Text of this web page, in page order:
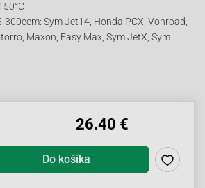
Sym Jet14, Honda PCX, Vonroad,
Maxon, Easy Max, Sym JetX, Sym
26.40 €
Do košíka